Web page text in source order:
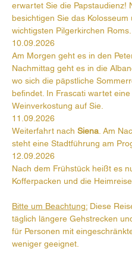
erwartet Sie die Papstaudienz!
besichtigen Sie das Kolosseum
wichtigsten Pilgerkirchen Roms.
10.09.2026
Am Morgen geht es in den
Nachmittag geht es in die
wo sich die päpstliche
befindet. In Frascati wartet eine
Weinverkostung auf Sie.
11.09.2026
Weiterfahrt nach Siena . Am
steht eine Stadtführung am
12.09.2026
Nach dem Frühstück heißt es
Kofferpacken und die
Bitte um Beachtung: Diese
täglich längere Gehstrecken
für Personen mit
weniger geeignet.